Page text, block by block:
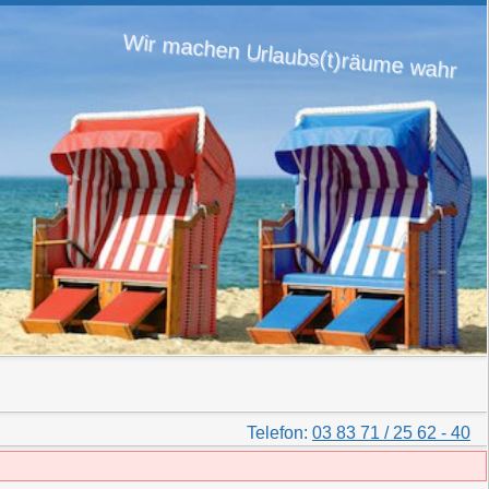
Wir machen Urlaubs(t)räume wahr
Telefon: 03 83 71 / 25 62 - 40